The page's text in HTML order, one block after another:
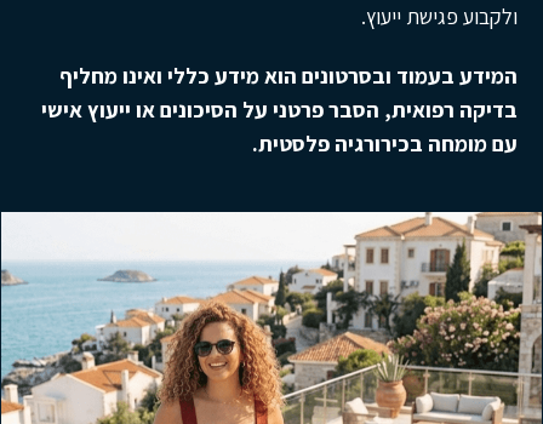
ולקבוע פגישת ייעוץ.
המידע בעמוד ובסרטונים הוא מידע כללי ואינו מחליף
בדיקה רפואית, הסבר פרטני על הסיכונים או ייעוץ אישי
עם מומחה בכירורגיה פלסטית.